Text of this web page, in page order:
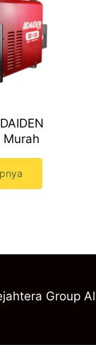
Murah
Group